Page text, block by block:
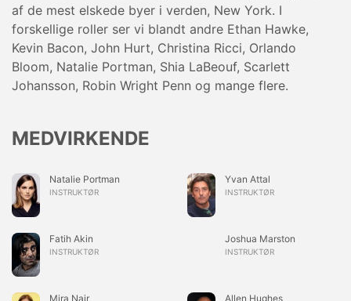
af de mest elskede byer i verden, New York. I
forskellige roller ser vi blandt andre Ethan Hawke,
Kevin Bacon, John Hurt, Christina Ricci, Orlando
Bloom, Natalie Portman, Shia LaBeouf, Scarlett
Johansson, Robin Wright Penn og mange flere.
MEDVIRKENDE
Natalie Portman
INSTRUKTØR
Yvan Attal
INSTRUKTØR
Fatih Akin
INSTRUKTØR
Joshua Marston
INSTRUKTØR
Mira Nair Allen Hughes